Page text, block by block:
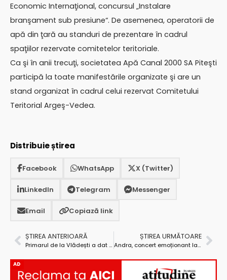
Economic Internaţional, concursul „Instalare
branşament sub presiune“. De asemenea, operatorii de
apă din ţară au standuri de prezentare în cadrul
spaţiilor rezervate comitetelor teritoriale.
Ca şi în anii trecuţi, societatea Apă Canal 2000 SA Piteşti
participă la toate manifestările organizate şi are un
stand organizat în cadrul celui rezervat Comitetului
Teritorial Argeş-Vedea.
Distribuie știrea
Facebook WhatsApp X (Twitter)
LinkedIn Telegram Messenger
Email Copiază link
ȘTIREA ANTERIOARĂ
Primarul de la Vlădești a dat în judecată comuna pe care o conduce
ȘTIREA URMĂTOARE
Andra, concert emoționant la Mioveni
AD